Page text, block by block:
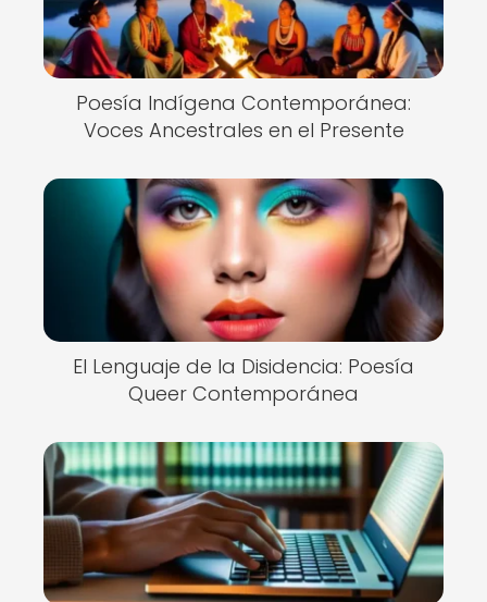
Poesía Indígena Contemporánea:
Voces Ancestrales en el Presente
El Lenguaje de la Disidencia: Poesía
Queer Contemporánea